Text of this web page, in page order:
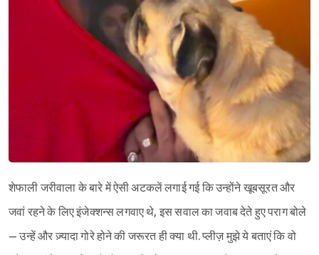
शेफाली जरीवाला के बारे में ऐसी अटकलें लगाई गई कि उन्होंने खूबसूरत और
जवां रहने के लिए इंजेक्शन्स लगवाए थे, इस सवाल का जवाब देते हुए पराग बोले
– उन्हें और ज़्यादा गोरे होने की जरूरत ही क्या थी. प्लीज़ मुझे ये बताएं कि वो